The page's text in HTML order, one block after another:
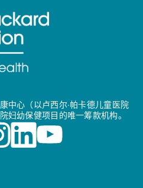
中心（以卢西尔·帕卡德儿童医院
妇幼保健项目的唯一筹款机构。